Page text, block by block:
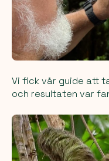
Vi fick vår guide att
och resultaten var